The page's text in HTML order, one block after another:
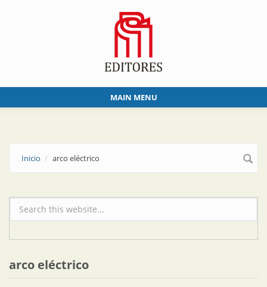
MAIN MENU
Inicio arco eléctrico
Formulario de búsqueda
arco eléctrico